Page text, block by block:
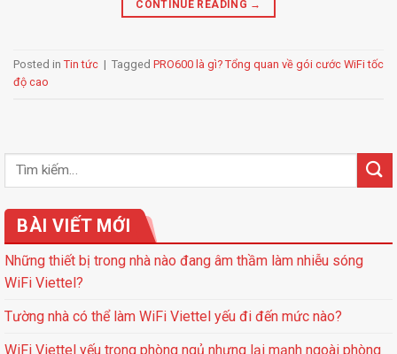
CONTINUE READING →
Posted in Tin tức | Tagged PRO600 là gì? Tổng quan về gói cước WiFi tốc
độ cao
BÀI VIẾT MỚI
Những thiết bị trong nhà nào đang âm thầm làm nhiễu sóng
WiFi Viettel?
Tường nhà có thể làm WiFi Viettel yếu đi đến mức nào?
WiFi Viettel yếu trong phòng ngủ nhưng lại mạnh ngoài phòng